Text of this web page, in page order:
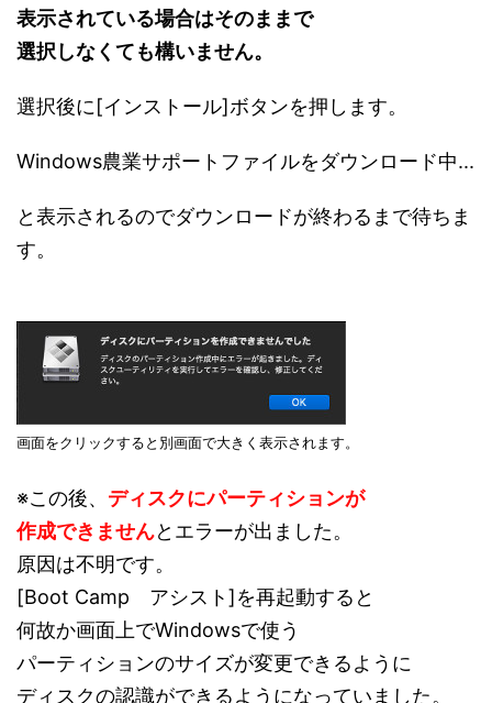
表示されている場合はそのままで
選択しなくても構いません。
選択後に[インストール]ボタンを押します。
Windows農業サポートファイルをダウンロード中...
と表示されるのでダウンロードが終わるまで待ちま
す。
画面をクリックすると別画面で大きく表示されます。
※この後、 ディスクにパーティションが
作成できませんとエラーが出ました。
原因は不明です。
[Boot Camp アシスト]を再起動すると
何故か画面上でWindowsで使う
パーティションのサイズが変更できるように
ディスクの認識ができるようになっていました。